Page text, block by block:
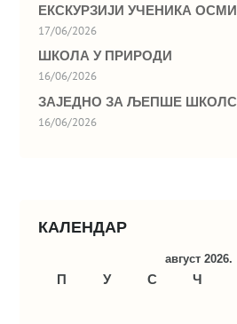
ЕКСКУРЗИЈИ УЧЕНИКА
17/06/2026
ШКОЛА У ПРИРОДИ
16/06/2026
ЗАЈЕДНО ЗА ЉЕПШЕ
16/06/2026
КАЛЕНДАР
август 2026.
П У С Ч